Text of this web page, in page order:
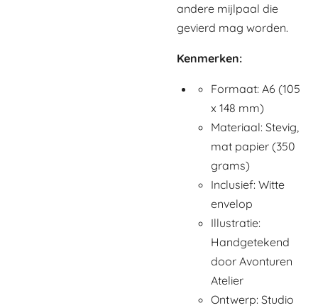
andere mijlpaal die
gevierd mag worden.
Kenmerken:
Formaat: A6 (105
x 148 mm)
Materiaal: Stevig,
mat papier (350
grams)
Inclusief: Witte
envelop
Illustratie:
Handgetekend
door Avonturen
Atelier
Ontwerp: Studio